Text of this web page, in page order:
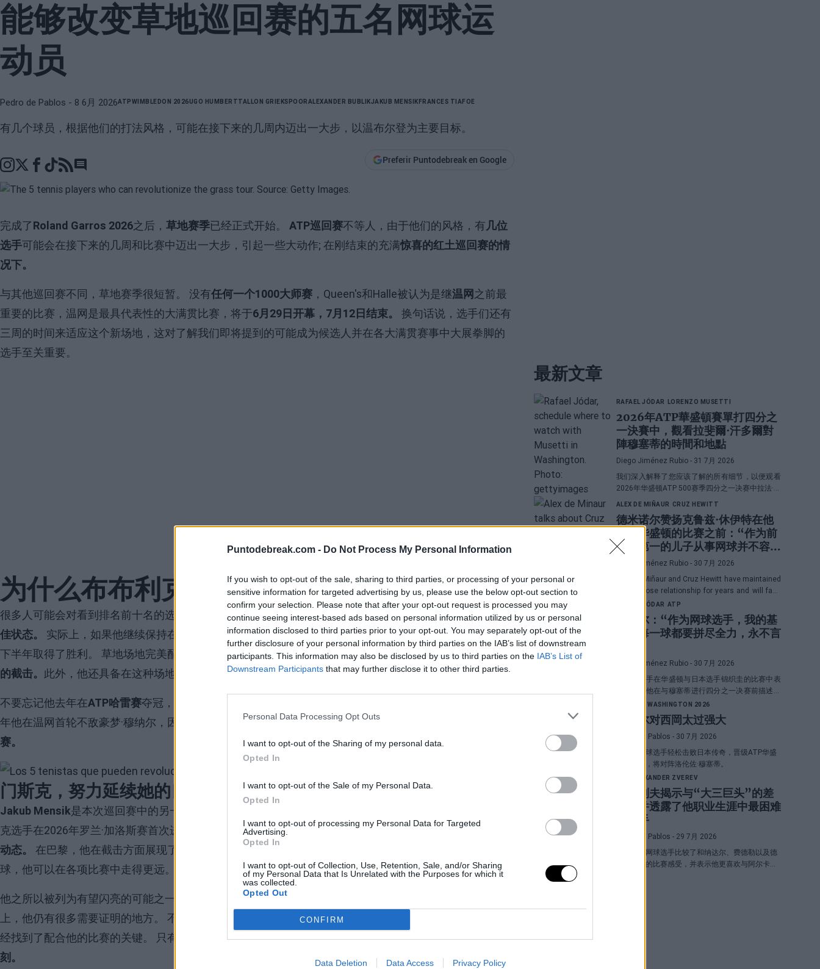
Puntodebreak.com - Do Not Process My Personal Information
If you wish to opt-out of the sale, sharing to third parties, or processing of your personal or
sensitive information for targeted advertising by us, please use the below opt-out section to
confirm your selection. Please note that after your opt-out request is processed you may
continue seeing interest-based ads based on personal information utilized by us or personal
information disclosed to third parties prior to your opt-out. You may separately opt-out of the
further disclosure of your personal information by third parties on the IAB’s list of downstream
participants. This information may also be disclosed by us to third parties on the IAB’s List of
Downstream Participants that may further disclose it to other third parties.
Personal Data Processing Opt Outs
I want to opt-out of the Sharing of my personal data.
Opted In
I want to opt-out of the Sale of my Personal Data.
Opted In
I want to opt-out of processing my Personal Data for Targeted
Advertising.
Opted In
I want to opt-out of Collection, Use, Retention, Sale, and/or Sharing
of my Personal Data that Is Unrelated with the Purposes for which it
was collected.
Opted Out
CONFIRM
Data Deletion Data Access Privacy Policy
能够改变草地巡回赛的五名网球运
动员
Pedro de Pablos - 8 6月 2026ATPWIMBLEDON 2026UGO HUMBERTTALLON GRIEKSPOORALEXANDER BUBLIKJAKUB MENSIK FRANCES TIAFOE
有几个球员，根据他们的打法风格，可能在接下来的几周内迈出一大步，以温布尔登为主要目标。
Go to comments section
Preferir Puntodebreak en Google
完成了Roland Garros 2026之后， 草地赛季已经正式开始。 ATP巡回赛不等人，由于他们的风格，有几位
选手可能会在接下来的几周和比赛中迈出一大步，引起一些大动作; 在刚结束的充满惊喜的红土巡回赛的情
况下。
与其他巡回赛不同，草地赛季很短暂。 没有任何一个1000大师赛 ，Queen's和Halle被认为是继温网 之前最
重要的比赛，温网是最具代表性的大满贯比赛，将于6月29日开幕，7月12日结束。
换句话说，选手们还有
三周的时间来适应这个新场地，这对了解我们即将提到的可能成为候选人并在各大满贯赛事中大展拳脚的
选手至关重要。
为什么布布利克有望在温网走得更远
很多人可能会对看到排名前十名的选手出现在这份名单上感到惊讶，但事实是布布利克已经数月未达到最
佳状态。
实际上，如果他继续保持在世界前十名之列，是因为他在2026年初赢得了香港冠军，并在2025年
下半年取得了胜利。 草地场地完美配合他的技术：出色发球，挥洒力量，熟练使用切削球，并且拥有精湛
的截击。 此外，他还具备在这种场地上所必需的魔力。
不要忘记他去年在ATP哈雷赛夺冠，击败了
年他在温网首轮不敌豪梦·穆纳尔，因此2026年可能是他引起惊喜并在其他大满贯赛事中像过去一样
赛。
Image
门斯克，努力延续她的良好状态
Jakub Mensik是本次巡回赛中的另一个有望引发轰动的人物，谁知道甚至可能
克选手在2026年罗兰·加洛斯赛首次进入大满贯赛事半决赛，信心倍增，处于一种可能标志其事业分水岭的
动态。
在巴黎，他在截击方面展现了令人难以置信的进步，这对草地赛季至关重要，如果他依靠出色的发
球，他可以在各项比赛中走得更远。
他之所以被列为有望闪亮的可能之一，是因为去年他在整个草地赛季中仅获得了
上，他仍有很多需要证明的地方。 不过，这是他的一年，他已经在多哈击败了扬尼克·辛纳尔，他的思想已
经找到了配合他的比赛的关键。 只有
的他是未来时代的选手之一，因此这个巡回赛可能是他的巅峰时
刻。
最新文章
RAFAEL JÓDAR LORENZO MUSETTI
2026年ATP華盛頓賽單打四分之
一決賽中，觀看拉斐爾·汗多爾對
陣穆塞蒂的時間和地點
Diego Jiménez Rubio- 31 7月 2026
我们深入解释了您应该了解的所有细节，以便观看
2026年华盛顿ATP 500赛季四分之一决赛中拉法·霍
达尔和洛伦佐·穆塞蒂之间的直播对决。
ALEX DE MIÑAUR CRUZ HEWITT
德米诺尔赞扬克鲁兹·休伊特在他
们在华盛顿的比赛之前：“作为前
世界第一的儿子从事网球并不容
Diego Jiménez Rubio- 30 7月 2026
Álex de Miñaur and Cruz Hewitt have maintained
a very close relationship for years and will face
each other in Washington in a duel that
promises great emotions.
RAFAEL JÓDAR ATP
洛达尔：“作为网球选手，我的基
因是每一球都要拼尽全力，永不言
Diego Jiménez Rubio- 30 7月 2026
西班牙选手在华盛顿与日本选手锦织圭的比赛中表
现出色，他在与穆塞蒂进行四分之一决赛前描述了
自己的一项伟大优势。
ATP WASHINGTON 2026
霍达尔对西岡太过强大
Pedro de Pablos - 30 7月 2026
西班牙网球选手轻松击败日本传奇，晋级ATP华盛
顿赛八强，将对阵洛伦佐·穆塞蒂。
ALEXANDER ZVEREV
兹韦列夫揭示与“大三巨头”的差
距，并透露了他职业生涯中最困难
的对手
Pedro de Pablos - 29 7月 2026
这位德国网球选手比较了和纳达尔、费德勒以及德
约科维奇的比赛感受，并表示他更喜欢与阿尔卡拉